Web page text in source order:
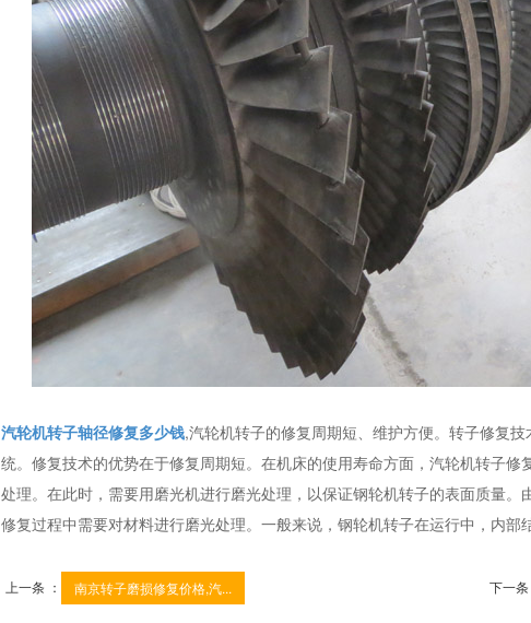
汽轮机转子轴径修复多少钱,汽轮机转子的修复周期短、维护方便。转子修复
统。修复技术的优势在于修复周期短。在机床的使用寿命方面，汽轮机转子
处理。在此时，需要用磨光机进行磨光处理，以保证钢轮机转子的表面质量
修复过程中需要对材料进行磨光处理。一般来说，钢轮机转子在运行中，内部
上一条 ： 南京转子磨损修复价格,汽... 下一条